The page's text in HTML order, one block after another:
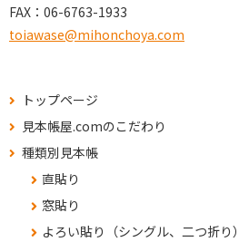
FAX： 06-6763-1933
toiawase@mihonchoya.com
トップページ
見本帳屋.comのこだわり
種類別見本帳
直貼り
窓貼り
よろい貼り（シングル、二つ折り）